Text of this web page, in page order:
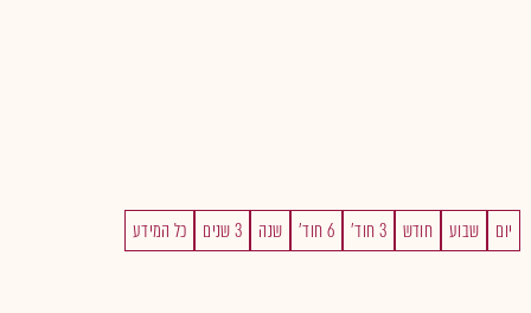
יום שבוע חודש 3 חוד' 6 חוד' שנה 3 שנים כל המידע